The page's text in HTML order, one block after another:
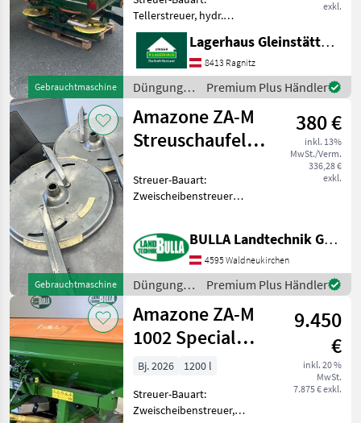
Gebrauchtmaschine
exkl.
Tellerstreuer, hydr.
Betätigung,
Streumengenverstellung
Amazone Düngerstreuer
Hydraulische Betätigung
mit Aufsatz Beleuchtung
Gelenkwelle Düngung u
Lagerhaus Gleinstätten-Ehrenhausen-Wies eGen
8413 Ragnitz
Düngung
und
Beregnung
/ Amazone
Premium Plus Händler
Gebrauchtmaschine
Amazone ZA-M
Streuschaufeln
380 €
inkl. 13%
MwSt./Verm.
336,28 €
exkl.
Streuer-Bauart:
Zweischeibenstreuer
M + Scheiben und Schaufeln
in gutem Zustand Düngung
und Beregnung Minerald
BULLA Landtechnik GmbH Ersatzteile
4595 Waldneukirchen
Düngung
und
Beregnung
/ Amazone
Premium Plus Händler
Amazone ZA-M
1002 Special
Easy - AKTION
9.450
€
inkl. 20 %
MwSt.
7.875 € exkl.
Bj. 2026
1200 l
Streuer-Bauart:
Zweischeibenstreuer,